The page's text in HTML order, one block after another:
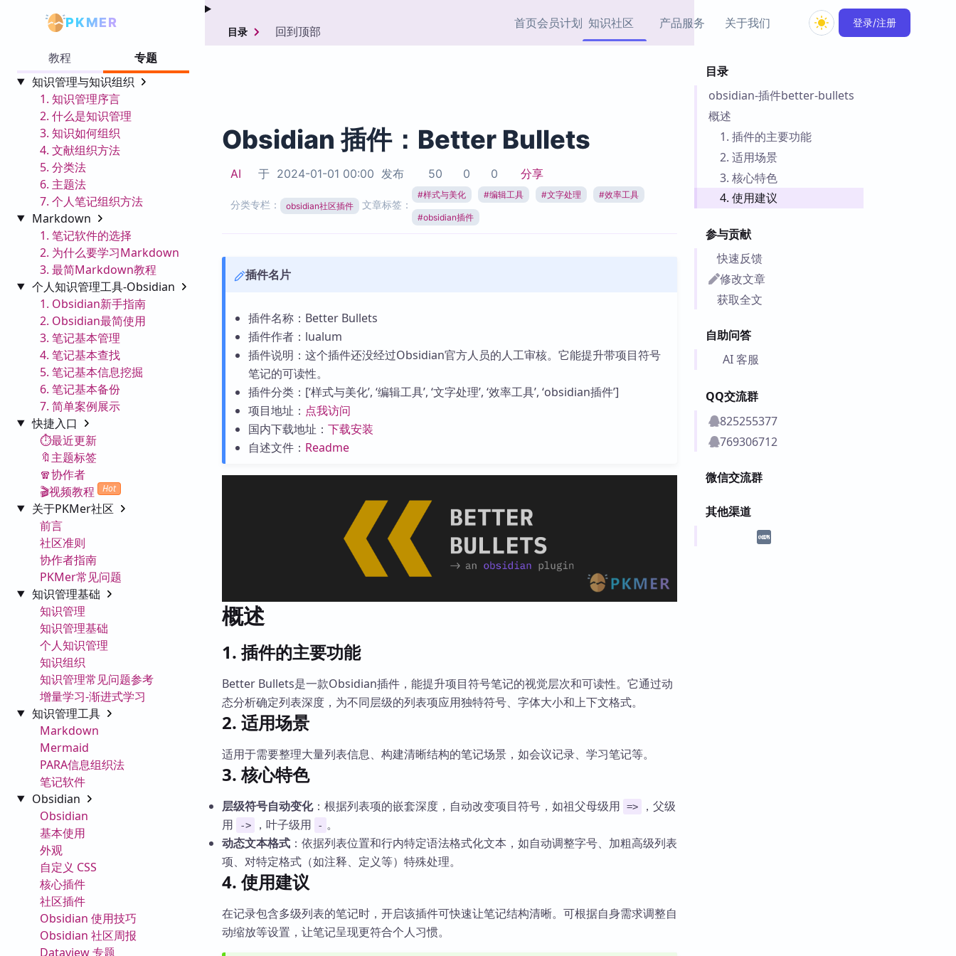
PKMER 首页会员计划 知识社区
协作者
热门链接 Top5
产品服务
加速访问 Obsidian 官方
市场
Zotero 插件
插件
Obsidian 教程
Obsidian 主题
主题下载与外观美化
关于我们 登录/注册
教程
专题
知识管理与知识组织
1. 知识管理序言
2. 什么是知识管理
3. 知识如何组织
4. 文献组织方法
5. 分类法
6. 主题法
7. 个人笔记组织方法
Markdown
1. 笔记软件的选择
2. 为什么要学习Markdown
3. 最简Markdown教程
个人知识管理工具-Obsidian
1. Obsidian新手指南
2. Obsidian最简使用
3. 笔记基本管理
4. 笔记基本查找
5. 笔记基本信息挖掘
6. 笔记基本备份
7. 简单案例展示
快捷入口
⏱️最近更新
🔖主题标签
🧣协作者
🎬视频教程
Hot
关于PKMer社区
前言
社区准则
协作者指南
PKMer常见问题
知识管理基础
知识管理
知识管理基础
个人知识管理
知识组织
知识管理常见问题参考
增量学习-渐进式学习
知识管理工具
Markdown
Mermaid
PARA信息组织法
笔记软件
Obsidian
Obsidian
基本使用
外观
自定义 CSS
核心插件
社区插件
Obsidian 使用技巧
Obsidian 社区周报
Dataview 专题
目录
obsidian-插件better-bullets
概述
1. 插件的主要功能
2. 适用场景
3. 核心特色
4. 使用建议
参与贡献
快速反馈
修改文章
获取全文
自助问答
AI 客服
QQ交流群
825255377
769306712
微信交流群
其他渠道
目录 回到顶部
Obsidian 插件：Better Bullets
AI 于 2024-01-01 00:00 发布 50 0 0 分享
分类专栏： obsidian社区插件 文章标签：
#样式与美化 #编辑工具 #文字处理 #效率工具
#obsidian插件
插件名片
插件名称：Better Bullets
插件作者：lualum
插件说明：这个插件还没经过Obsidian官方人员的人工审核。它能提升带项目符号
笔记的可读性。
插件分类：[‘样式与美化’, ‘编辑工具’, ‘文字处理’, ‘效率工具’, ‘obsidian插件’]
项目地址： 点我访问
国内下载地址： 下载安装
自述文件： Readme
概述
1. 插件的主要功能
Better Bullets是一款Obsidian插件，能提升项目符号笔记的视觉层次和可读性。它通过动
态分析确定列表深度，为不同层级的列表项应用独特符号、字体大小和上下文格式。
2. 适用场景
适用于需要整理大量列表信息、构建清晰结构的笔记场景，如会议记录、学习笔记等。
3. 核心特色
层级符号自动变化：根据列表项的嵌套深度，自动改变项目符号，如祖父母级用 =>
，父级
用
-> ，叶子级用 - 。
动态文本格式 ：依据列表位置和行内特定语法格式化文本，如自动调整字号、加粗高级列表
项、对特定格式（如注释、定义等）特殊处理。
4. 使用建议
在记录包含多级列表的笔记时，开启该插件可快速让笔记结构清晰。可根据自身需求调整自
动缩放等设置，让笔记呈现更符合个人习惯。